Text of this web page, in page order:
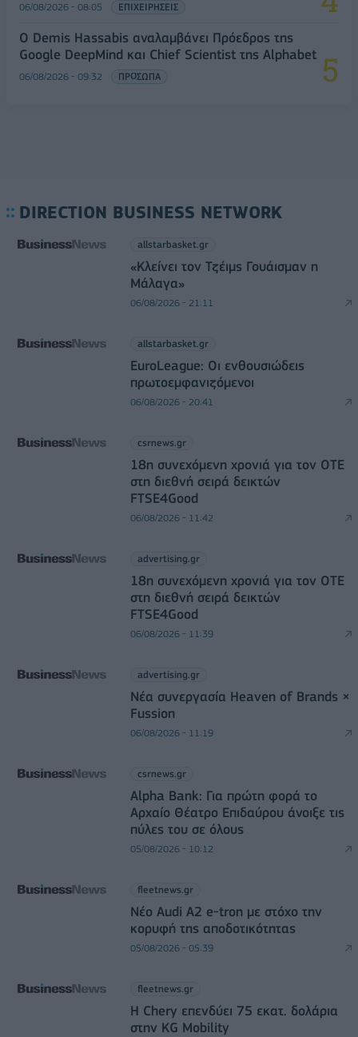
06/08/2026 - 08:05 ΕΠΙΧΕΙΡΗΣΕΙΣ
Ο Demis Hassabis αναλαμβάνει Πρόεδρος της
Google DeepMind και Chief Scientist της Alphabet
06/08/2026 - 09:32 ΠΡΟΣΩΠΑ
DIRECTION BUSINESS NETWORK
allstarbasket.gr
«Κλείνει τον Τζέιμς Γουάισμαν η
Μάλαγα»
06/08/2026 - 21:11
allstarbasket.gr
EuroLeague: Οι ενθουσιώδεις
πρωτοεμφανιζόμενοι
06/08/2026 - 20:41
csrnews.gr
18η συνεχόμενη χρονιά για τον ΟΤΕ
στη διεθνή σειρά δεικτών
FTSE4Good
06/08/2026 - 11:42
advertising.gr
18η συνεχόμενη χρονιά για τον ΟΤΕ
στη διεθνή σειρά δεικτών
FTSE4Good
06/08/2026 - 11:39
advertising.gr
Νέα συνεργασία Heaven of Brands ×
Fussion
06/08/2026 - 11:19
csrnews.gr
Alpha Bank: Για πρώτη φορά το
Αρχαίο Θέατρο Επιδαύρου άνοιξε τις
πύλες του σε όλους
05/08/2026 - 10:12
fleetnews.gr
Νέο Audi A2 e-tron με στόχο την
κορυφή της αποδοτικότητας
05/08/2026 - 05:39
fleetnews.gr
Η Chery επενδύει 75 εκατ. δολάρια
στην KG Mobility